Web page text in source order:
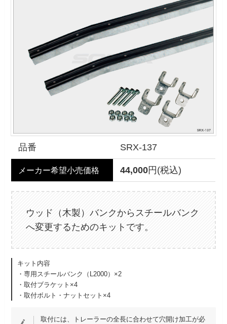
品番 SRX-137
メーカー希望小売価格 44,000円(税込)
ウッド（木製）バンクからスチールバンク
へ変更するためのキットです。
キット内容
・専用スチールバンク（L2000）×2
・取付ブラケット×4
・取付ボルト・ナットセット×4
取付には、トレーラーの全長に合わせて穴開け加工が必